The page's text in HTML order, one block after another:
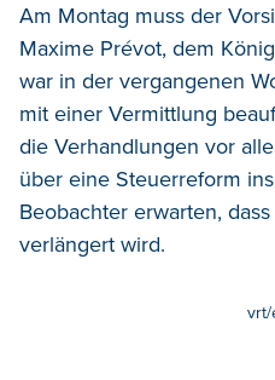
Am Montag muss der
Maxime Prévot, dem
war in der vergangenen
mit einer Vermittlung
die Verhandlungen vor
über eine Steuerreform
Beobachter erwarten,
verlängert wird.
vrt/